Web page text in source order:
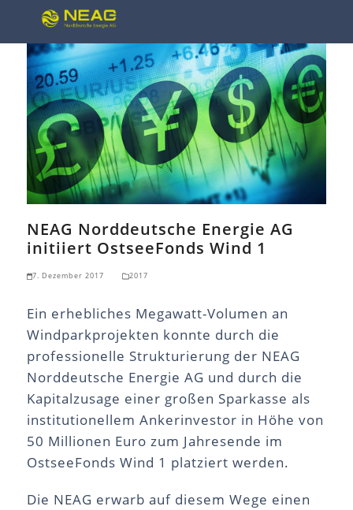
content
Open
mobile
menu
Close
mobile
menu
NEAG Norddeutsche Energie AG
initiiert OstseeFonds Wind 1
7. Dezember 2017 2017
Ein erhebliches Megawatt-Volumen an
Windparkprojekten konnte durch die
professionelle Strukturierung der NEAG
Norddeutsche Energie AG und durch die
Kapitalzusage einer großen Sparkasse als
institutionellem Ankerinvestor in Höhe von
50 Millionen Euro zum Jahresende im
OstseeFonds Wind 1 platziert werden.
Die NEAG erwarb auf diesem Wege einen